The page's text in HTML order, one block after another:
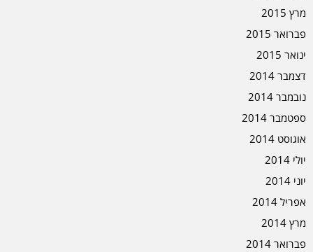
מרץ 2015
פברואר 2015
ינואר 2015
דצמבר 2014
נובמבר 2014
ספטמבר 2014
אוגוסט 2014
יולי 2014
יוני 2014
אפריל 2014
מרץ 2014
פברואר 2014